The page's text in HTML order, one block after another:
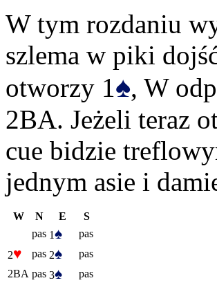
W tym rozdaniu
szlema w piki
otworzy 1♠, W
2BA. Jeżeli teraz
cue bidzie
jednym asie i
W N E
S
pas 1♠
pas
2♥ pas 2♠
pas
2BA pas 3♠
pas